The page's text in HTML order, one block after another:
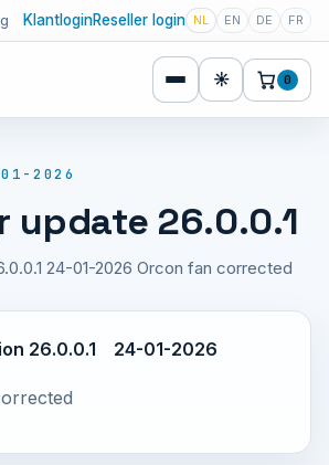
KlantloginReseller login NL EN DE FR
☀ 0
2026
update 26.0.0.1
24-01-2026 Orcon fan corrected
26.0.0.1 24-01-2026